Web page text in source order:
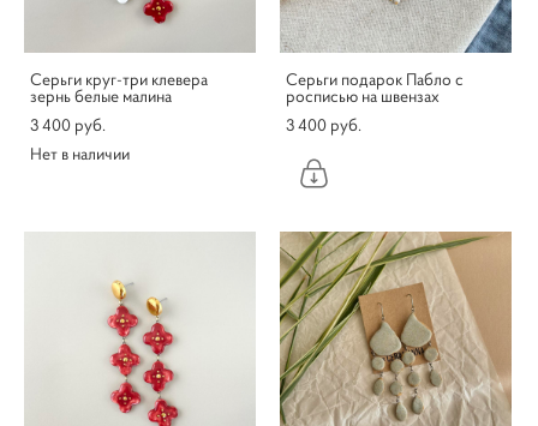
Серьги круг-три клевера
зернь белые малина
3 400 pуб.
Нет в наличии
Серьги подарок Пабло c
росписью на швензах
3 400 pуб.